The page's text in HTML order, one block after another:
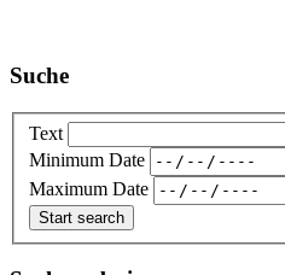
Suche
Text
Minimum Date
Maximum Date